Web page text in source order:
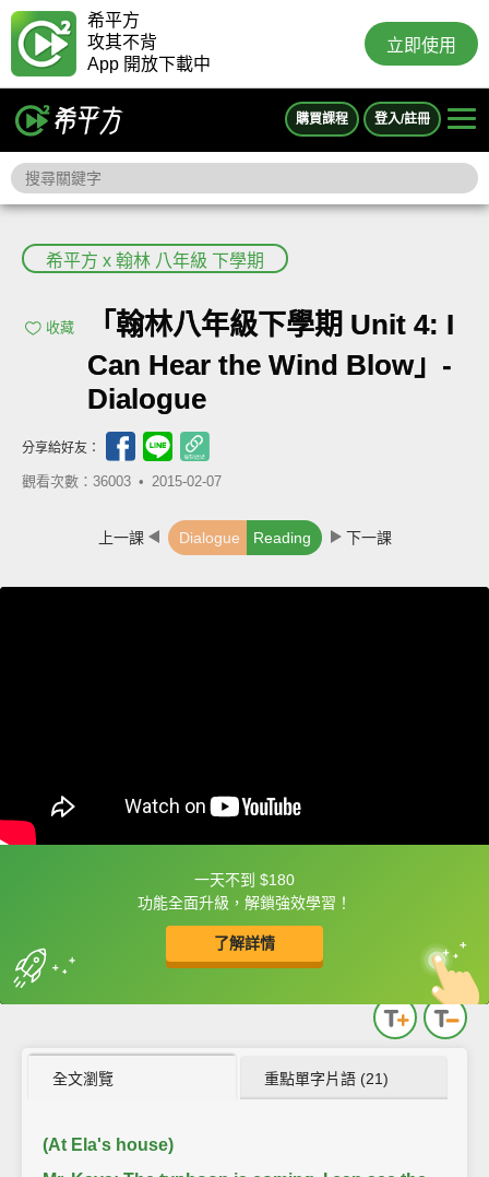
希平方
攻其不背
App 開放下載中
立即使用
購買課程 登入/註冊
希平方 x 翰林 八年級 下學期
收藏
「翰林八年級下學期 Unit 4: I
Can Hear the Wind Blow」-
Dialogue
分享給好友：
觀看次數：36003 • 2015-02-07
上一課 Dialogue Reading 下一課
一天不到 $180
功能全面升級，解鎖強效學習！
了解詳情
框選或點兩下字幕可以直接查字典喔！
中
英
全文瀏覽 重點單字片語 (21)
(At Ela's house)